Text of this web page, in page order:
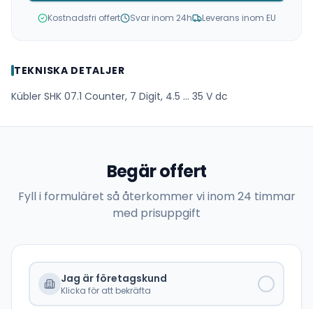
Kostnadsfri offert Svar inom 24h Leverans inom EU
TEKNISKA DETALJER
Kübler SHK 07.1 Counter, 7 Digit, 4.5 ... 35 V dc
Begär offert
Fyll i formuläret så återkommer vi inom 24 timmar
med prisuppgift
Jag är företagskund
Klicka för att bekräfta